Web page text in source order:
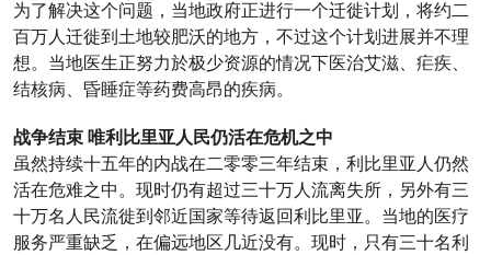
为了解决这个问题，当地政府正进行一个迁徙计划，将约二
百万人迁徙到土地较肥沃的地方，不过这个计划进展并不理
想。当地医生正努力於极少资源的情况下医治艾滋、疟疾、
结核病、昏睡症等药费高昂的疾病。
战争结束 唯利比里亚人民仍活在危机之中
虽然持续十五年的内战在二零零三年结束，利比里亚人仍然
活在危难之中。现时仍有超过三十万人流离失所，另外有三
十万名人民流徙到邻近国家等待返回利比里亚。当地的医疗
服务严重缺乏，在偏远地区几近没有。现时，只有三十名利